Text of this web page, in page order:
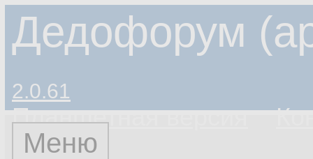
Дедофорум
2.0.61
Планшетная версия
Меню